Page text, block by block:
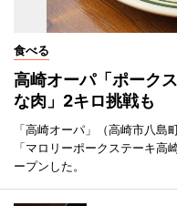
食べる
高崎オーパ「ポーク
な肉」2キロ挑戦も
「高崎オーパ」（高崎市八
「マロリーポークステーキ
ープンした。